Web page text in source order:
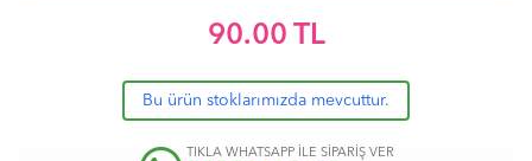
90.00 TL
Bu ürün stoklarımızda mevcuttur.
TIKLA WHATSAPP İLE SİPARİŞ VER